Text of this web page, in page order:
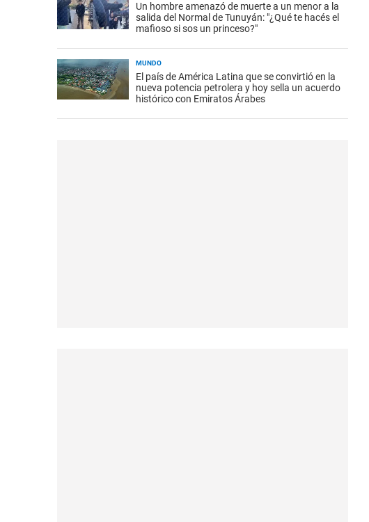
Un hombre amenazó de muerte a un menor a la
salida del Normal de Tunuyán: "¿Qué te hacés el
mafioso si sos un princeso?"
MUNDO
El país de América Latina que se convirtió en la
nueva potencia petrolera y hoy sella un acuerdo
histórico con Emiratos Árabes